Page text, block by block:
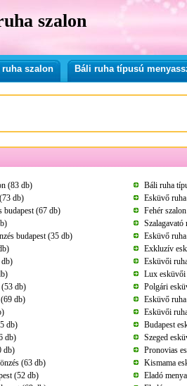
szalon
ruha szalon Báli ruha típusú
(83 db)
Báli ruha
db)
Esküvő
budapest (67 db)
Fehér
budapest (35 db)
Esküvő
Exkluzív
db)
Esküvői
Lux
db)
Polgári
db)
Esküvő
Esküvői
db)
Budapest
db)
Szeged
db)
Pronovias
(63 db)
Kismama
(52 db)
Eladó